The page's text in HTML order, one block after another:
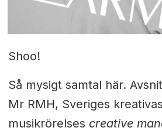
Shoo!
Så mysigt samtal här.
Mr RMH, Sveriges
musikrörelses creative